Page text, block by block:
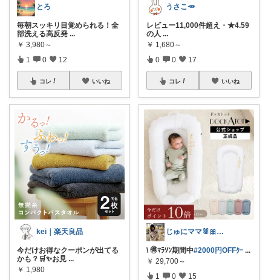
とろ
毎朝スッキリ目覚められる！全
部洗える高反発 ...
￥ 3,980～
1 0 12
コレ いいね
kei｜楽天良品
今だけお得なクーポンが出てる
かも？🛒✨お見 ...
￥ 1,980
うさこ🥕
レビュー11,000件超え・★4.59
の人 ...
￥ 1,680～
0 0 17
コレ いいね
じゅにママ🐰🎀2yboyワーママ
\ 🉐ﾏﾗｿﾝ期間中#2000円OFFｸｰ ...
￥ 29,700～
1 0 15